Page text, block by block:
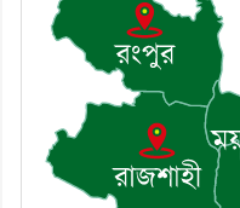
৭।
৮।
হোসেন